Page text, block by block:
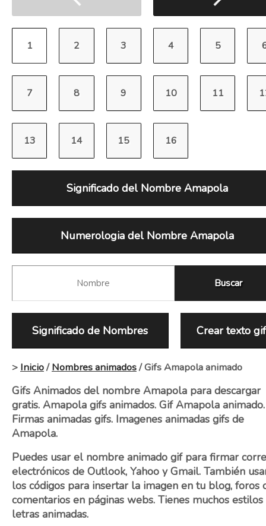
Significado del Nombre Amapola
Numerologia del Nombre Amapola
Significado de Nombres Crear texto gif
> Inicio/Nombres animados/ Gifs Amapola animado
Gifs Animados del nombre Amapola para descargar
gratis. Amapola gifs animados. Gif Amapola animado.
Firmas animadas gifs. Imagenes animadas gifs de
Amapola.
Puedes usar el nombre animado gif para firmar
electrónicos de Outlook, Yahoo y Gmail. También
los códigos para insertar la imagen en tu blog, foros
comentarios en páginas webs. Tienes muchos estilos
letras animadas.